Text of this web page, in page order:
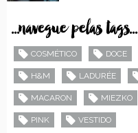
...navegue pelas tags...
COSMÉTICO DOCE
H&M LADURÉE
MACARON MIEZKO
PINK VESTIDO